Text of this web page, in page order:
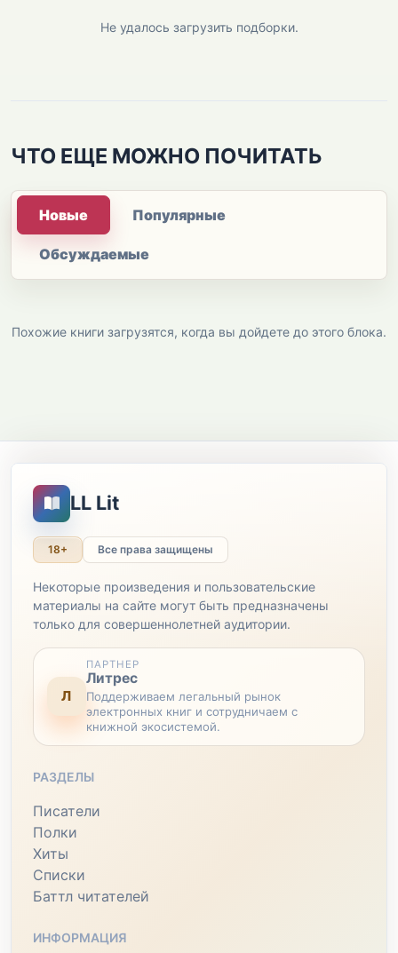
Не удалось загрузить подборки.
ЧТО ЕЩЕ МОЖНО ПОЧИТАТЬ
Новые Популярные
Обсуждаемые
Похожие книги загрузятся, когда вы дойдете до этого блока.
LL Lit
18+ Все права защищены
Некоторые произведения и пользовательские
материалы на сайте могут быть предназначены
только для совершеннолетней аудитории.
Л
ПАРТНЕР
Литрес
Поддерживаем легальный рынок
электронных книг и сотрудничаем с
книжной экосистемой.
РАЗДЕЛЫ
Писатели
Полки
Хиты
Списки
Баттл читателей
ИНФОРМАЦИЯ